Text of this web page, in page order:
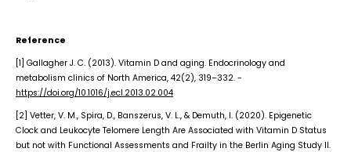
Reference
[1] Gallagher J. C. (2013). Vitamin D and aging. Endocrinology and
metabolism clinics of North America, 42(2), 319–332. -
https://doi.org/10.1016/j.ecl.2013.02.004
[2] Vetter, V. M., Spira, D., Banszerus, V. L., & Demuth, I. (2020). Epigenetic
Clock and Leukocyte Telomere Length Are Associated with Vitamin D Status
but not with Functional Assessments and Frailty in the Berlin Aging Study II.